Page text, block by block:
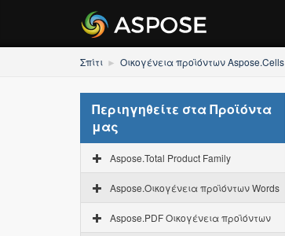
Σπίτι Οικογένεια προϊόντων Aspose.Cells
Περιηγηθείτε στα Προϊόντα
μας
Aspose.Total Product Family
Aspose.Οικογένεια προϊόντων Words
Aspose.PDF Οικογένεια προϊόντων